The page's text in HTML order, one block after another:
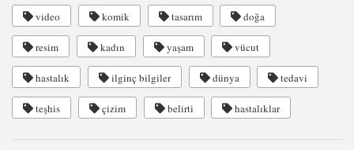
video komik tasarım doğa
resim kadın yaşam vücut
hastalık ilginç bilgiler dünya tedavi
teşhis çizim belirti hastalıklar